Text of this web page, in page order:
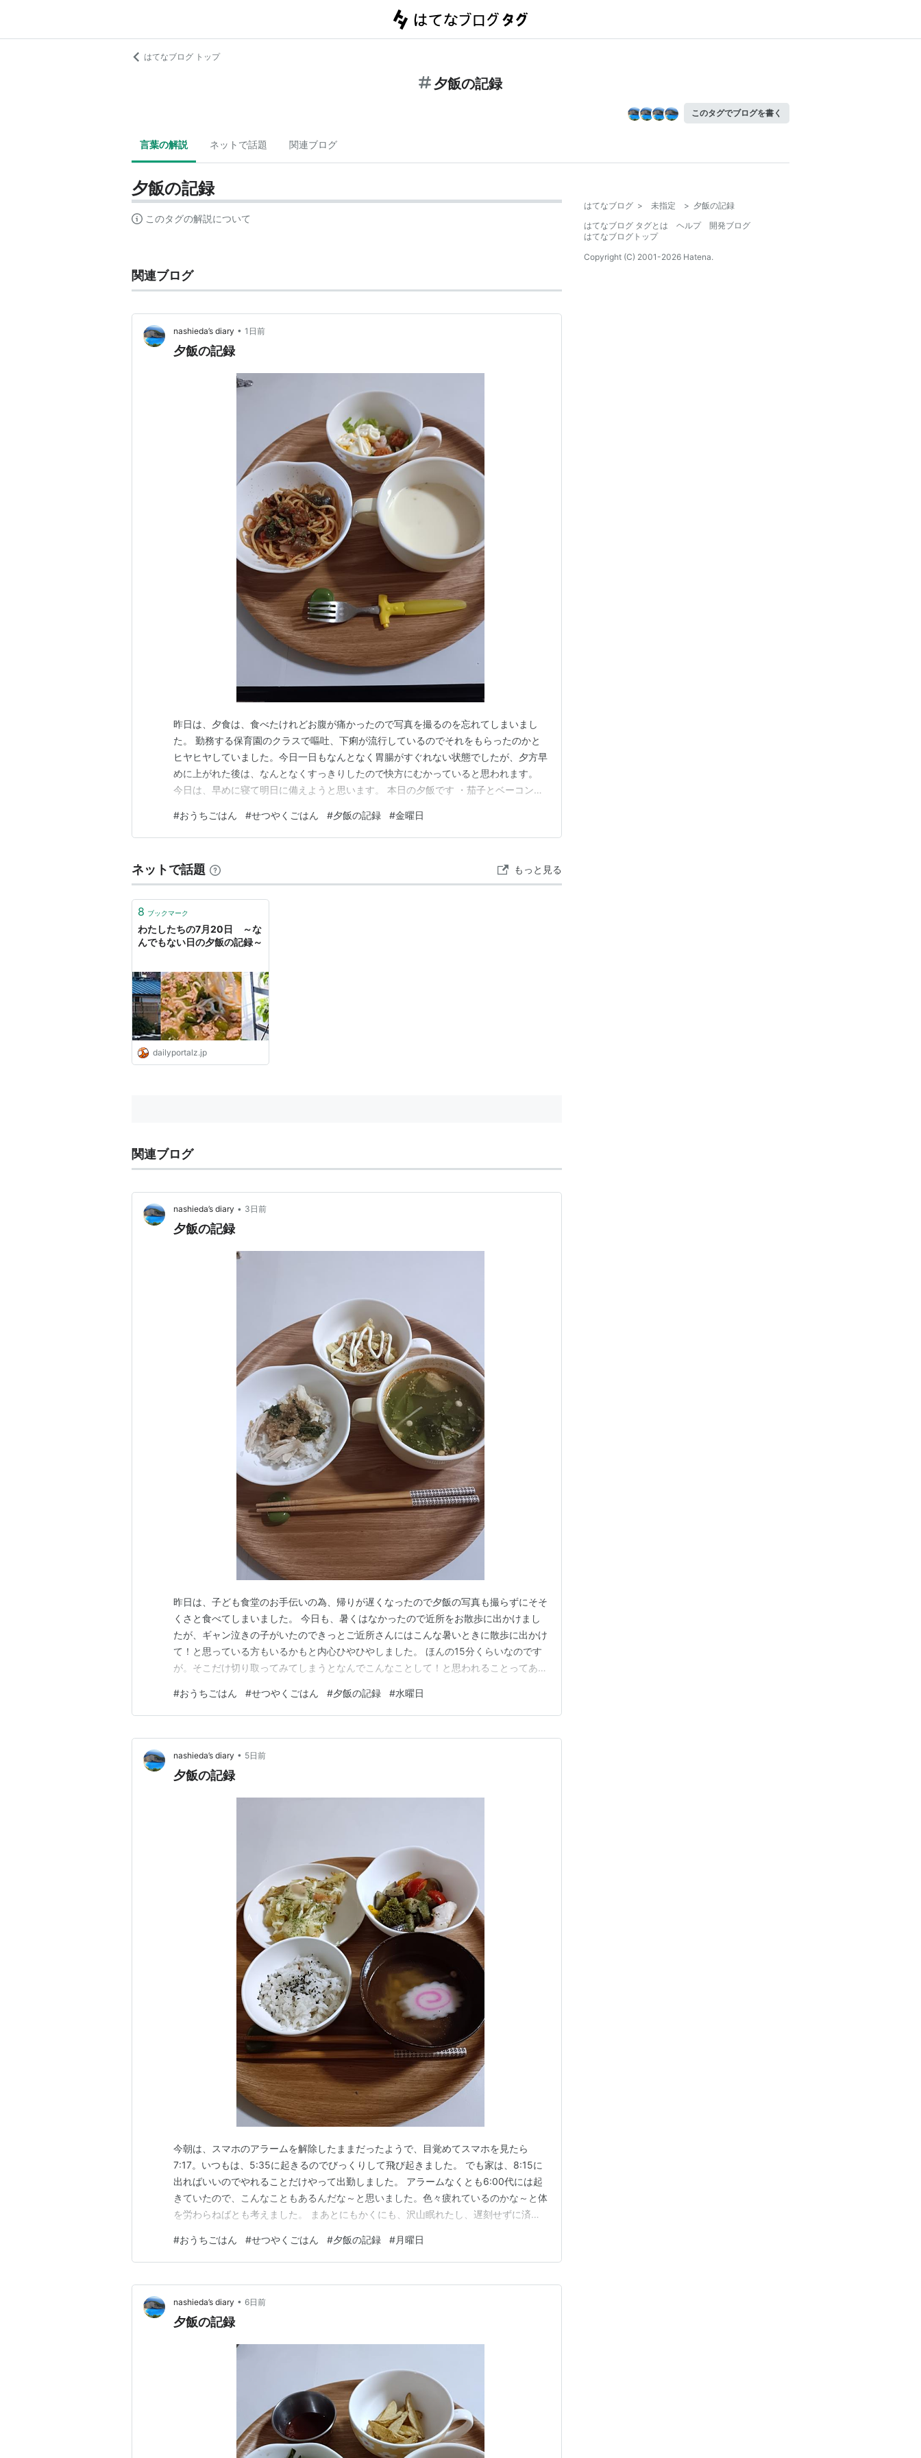
はてなブログ トップ
夕飯の記録
このタグでブログを書く
言葉の解説 ネットで話題 関連ブログ
夕飯の記録
このタグの解説について
関連ブログ
nashieda’s diary • 1日前
夕飯の記録
昨日は、夕食は、食べたけれどお腹が痛かったので写真を撮るのを忘れてしまいまし
た。 勤務する保育園のクラスで嘔吐、下痢が流行しているのでそれをもらったのかと
ヒヤヒヤしていました。今日一日もなんとなく胃腸がすぐれない状態でしたが、夕方早
めに上がれた後は、なんとなくすっきりしたので快方にむかっていると思われます。
今日は、早めに寝て明日に備えようと思います。 本日の夕飯です ・茄子とベーコンの
体的に少なめに食べたのでお腹が空いていました。がっつりとはまだ食べらませんが、
生野菜は、少なめ、スープは、コーンなしにしてお腹に…
#おうちごはん #せつやくごはん #夕飯の記録 #金曜日
ネットで話題 もっと見る
8 ブックマーク
わたしたちの7月20日 ～な
んでもない日の夕飯の記録～
dailyportalz.jp
関連ブログ
nashieda’s diary • 3日前
夕飯の記録
昨日は、子ども食堂のお手伝いの為、帰りが遅くなったので夕飯の写真も撮らずにそそ
くさと食べてしまいました。 今日も、暑くはなかったので近所をお散歩に出かけまし
たが、ギャン泣きの子がいたのできっとご近所さんにはこんな暑いときに散歩に出かけ
て！と思っている方もいるかもと内心ひやひやしました。 ほんの15分くらいなのです
が。そこだけ切り取ってみてしまうとなんでこんなことして！と思われることってある
ニサラダ 台湾屋台グルメの鶏肉飯は、たれにえごまを入れてみました。えごまの野草
っぽさも素敵なアクセントになりました。 トムヤム…
#おうちごはん #せつやくごはん #夕飯の記録 #水曜日
nashieda’s diary • 5日前
夕飯の記録
今朝は、スマホのアラームを解除したままだったようで、目覚めてスマホを見たら
7:17。いつもは、5:35に起きるのでびっくりして飛び起きました。 でも家は、8:15に
出ればいいのでやれることだけやって出勤しました。 アラームなくとも6:00代には起
きていたので、こんなこともあるんだな～と思いました。色々疲れているのかな～と体
を労わらねばとも考えました。 まあとにもかくにも、沢山眠れたし、遅刻せずに済ん
のスープ ・赤魚のアクアパッツァ ・明太マヨポテトチーズ焼き アクアパッツァは、前
日に野菜と魚の準備をしていたので、…
#おうちごはん #せつやくごはん #夕飯の記録 #月曜日
nashieda’s diary • 6日前
夕飯の記録
はてなブログ > 未指定 > 夕飯の記録
はてなブログ タグとは
ヘルプ
開発ブログ
はてなブログトップ
Copyright (C) 2001-2026 Hatena.